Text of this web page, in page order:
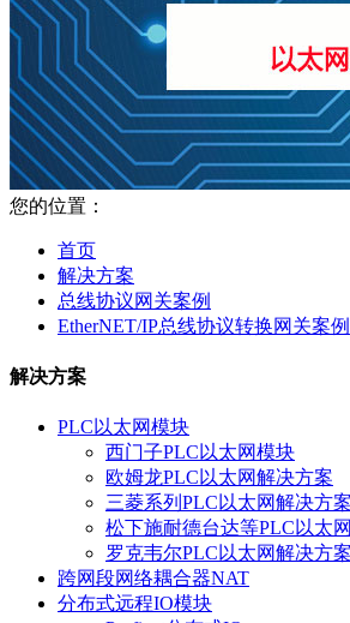
您的位置：
首页
解决方案
总线协议网关案例
EtherNET/IP总线协议转换网关案例
解决方案
PLC以太网模块
西门子PLC以太网模块
欧姆龙PLC以太网解决方案
三菱系列PLC以太网解决方案
松下施耐德台达等PLC以太
罗克韦尔PLC以太网解决方案
跨网段网络耦合器NAT
分布式远程IO模块